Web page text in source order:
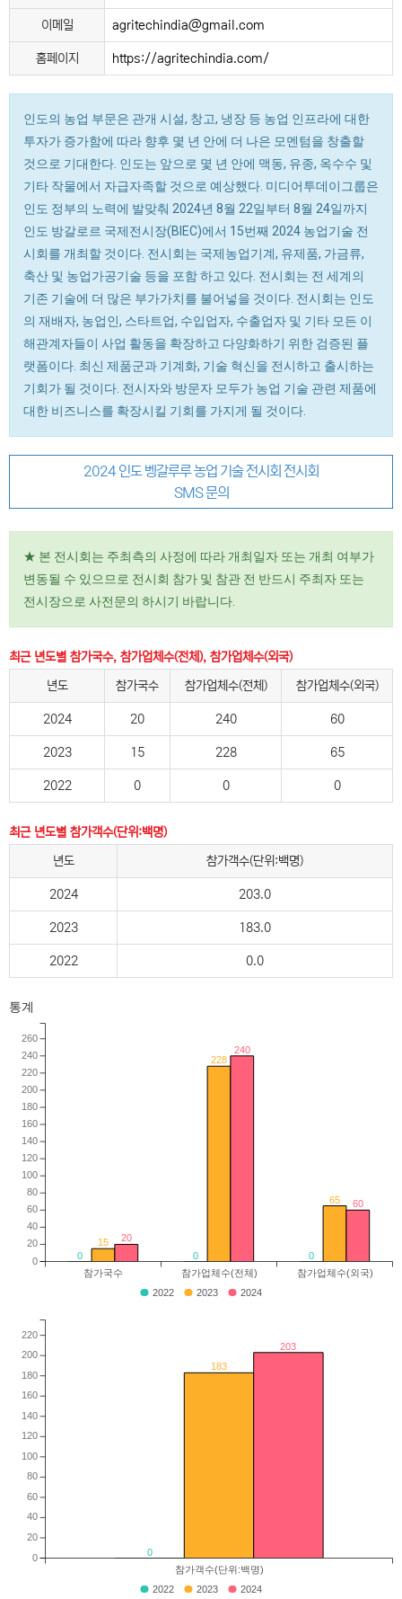
이메일 agritechindia@gmail.com
홈페이지 https://agritechindia.com/
인도의 농업 부문은 관개 시설, 창고, 냉장 등 농업 인프라에 대한
투자가 증가함에 따라 향후 몇 년 안에 더 나은 모멘텀을 창출할
것으로 기대한다. 인도는 앞으로 몇 년 안에 맥동, 유종, 옥수수 및
기타 작물에서 자급자족할 것으로 예상했다. 미디어투데이그룹은
인도 정부의 노력에 발맞춰 2024년 8월 22일부터 8월 24일까지
인도 방갈로르 국제전시장(BIEC)에서 15번째 2024 농업기술 전
시회를 개최할 것이다. 전시회는 국제농업기계, 유제품, 가금류,
축산 및 농업가공기술 등을 포함 하고 있다. 전시회는 전 세계의
기존 기술에 더 많은 부가가치를 불어넣을 것이다. 전시회는 인도
의 재배자, 농업인, 스타트업, 수입업자, 수출업자 및 기타 모든 이
해관계자들이 사업 활동을 확장하고 다양화하기 위한 검증된 플
랫폼이다. 최신 제품군과 기계화, 기술 혁신을 전시하고 출시하는
기회가 될 것이다. 전시자와 방문자 모두가 농업 기술 관련 제품에
대한 비즈니스를 확장시킬 기회를 가지게 될 것이다.
2024 인도 벵갈루루 농업 기술 전시회 전시회
SMS 문의
★ 본 전시회는 주최측의 사정에 따라 개최일자 또는 개최 여부가
변동될 수 있으므로 전시회 참가 및 참관 전 반드시 주최자 또는
전시장으로 사전문의 하시기 바랍니다.
최근 년도별 참가국수, 참가업체수(전체), 참가업체수(외국)
년도
참가국수 참가업체수(전체) 참가업체수(외국)
2024 20 240 60
2023 15 228 65
2022 0 0 0
최근 년도별 참가객수(단위:백명)
년도
참가객수(단위:백명)
2024 203.0
2023 183.0
2022 0.0
통계
0 0 0
15
228
65
20
240
60
참가국수 참가업체수(전체) 참가업체수(외국)
0
20
40
60
80
100
120
140
160
180
200
220
240
260
2022 2023 2024
0
183
203
참가객수(단위:백명)
0
20
40
60
80
100
120
140
160
180
200
220
2022 2023 2024